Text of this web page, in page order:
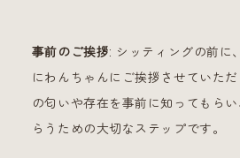
事前のご挨拶: シッティングの前に
にわんちゃんにご挨拶させていた
の匂いや存在を事前に知ってもら
らうための大切なステップです。